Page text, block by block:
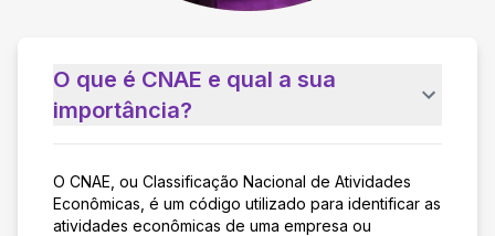
O que é CNAE e qual a sua
importância?
O CNAE, ou Classificação Nacional de Atividades
Econômicas, é um código utilizado para identificar as
atividades econômicas de uma empresa ou